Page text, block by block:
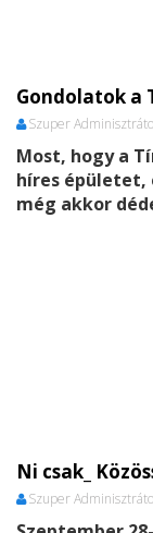
Gondolatok a
Szuper
Most, hogy a
híres
még akkor
Ni csak_
Szuper